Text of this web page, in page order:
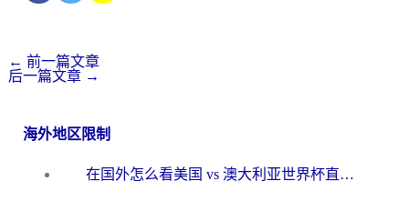
← 前一篇文章
后一篇文章 →
海外地区限制
在国外怎么看美国 vs 澳大利亚世界杯直播？海外党必藏的中文解说观赛指南